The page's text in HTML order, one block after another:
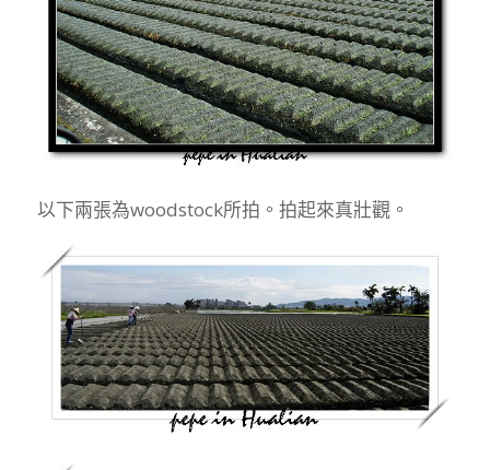
以下兩張為woodstock所拍。拍起來真壯觀。